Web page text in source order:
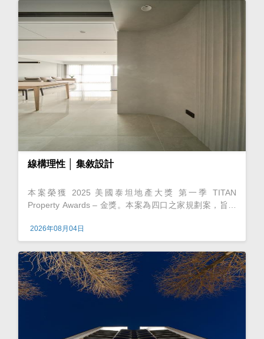
線構理性 │ 集敘設計
本案榮獲 2025 美國泰坦地產大獎 第一季 TITAN
Property Awards – 金獎。本案為四口之家規劃案，旨在
「形隨機能」為題，強調美
2026年08月04日